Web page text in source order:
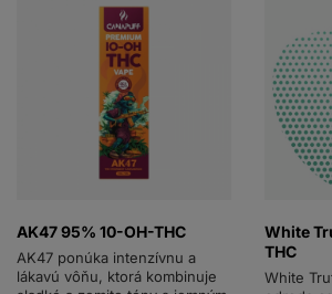
AK47 95% 10-OH-THC
AK47 ponúka intenzívnu a
lákavú vôňu, ktorá kombinuje
White
THC
White